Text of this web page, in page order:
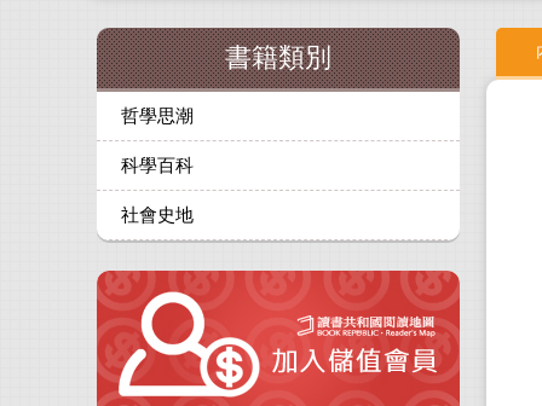
書籍類別
哲學思潮
科學百科
社會史地